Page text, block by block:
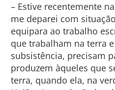
– Estive recentemente
me deparei com
equipara ao trabalho
que trabalham na terra
subsistência, precisam
produzem àqueles que
terra, quando ela, na